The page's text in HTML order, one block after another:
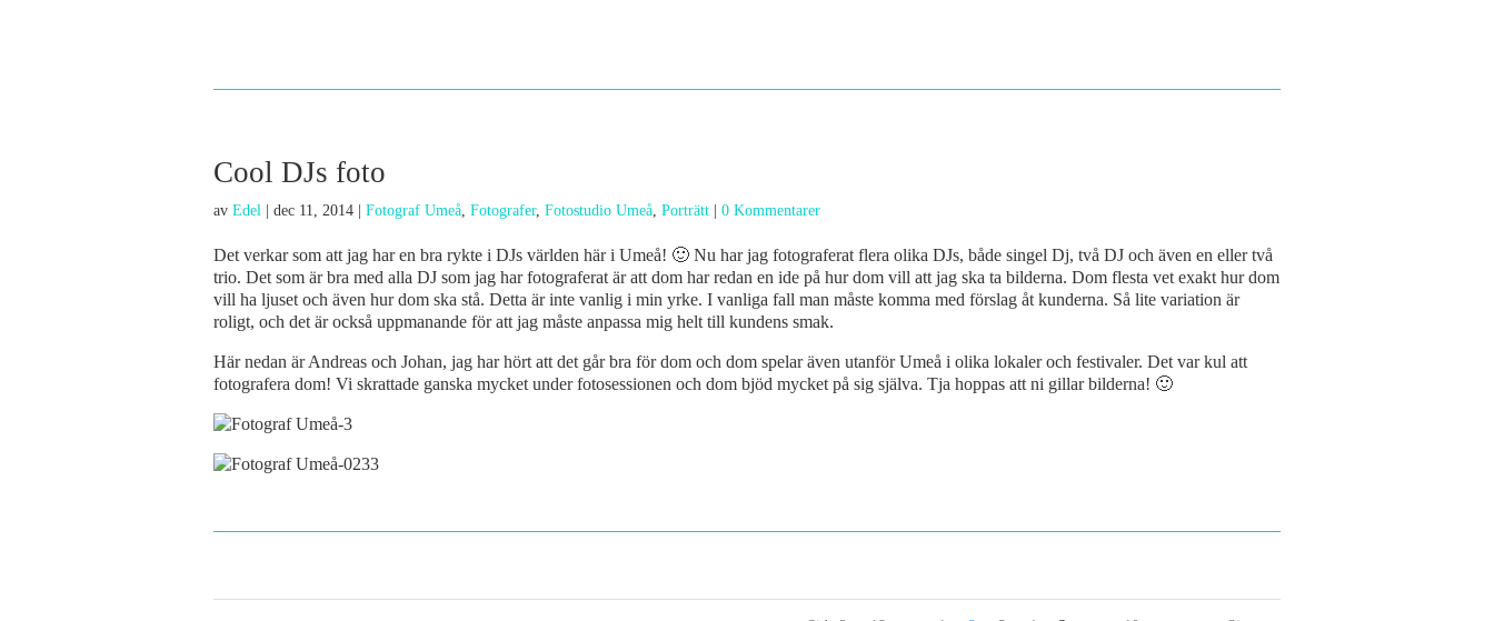
Cool DJs foto
av Edel dec 11, 2014 Fotograf Umeå, Fotografer, Fotostudio Umeå, Porträtt 0 Kommentarer
Det verkar som att jag har en bra rykte i DJs världen här i Umeå! 🙂 Nu har jag fotograferat flera olika DJs, både singel Dj, två DJ och även en eller två
trio. Det som är bra med alla DJ som jag har fotograferat är att dom har redan en ide på hur dom vill att jag ska ta bilderna. Dom flesta vet exakt hur dom
vill ha ljuset och även hur dom ska stå. Detta är inte vanlig i min yrke. I vanliga fall man måste komma med förslag åt kunderna. Så lite variation är
roligt, och det är också uppmanande för att jag måste anpassa mig helt till kundens smak.
Här nedan är Andreas och Johan, jag har hört att det går bra för dom och dom spelar även utanför Umeå i olika lokaler och festivaler. Det var kul att
fotografera dom! Vi skrattade ganska mycket under fotosessionen och dom bjöd mycket på sig själva. Tja hoppas att ni gillar bilderna! 🙂